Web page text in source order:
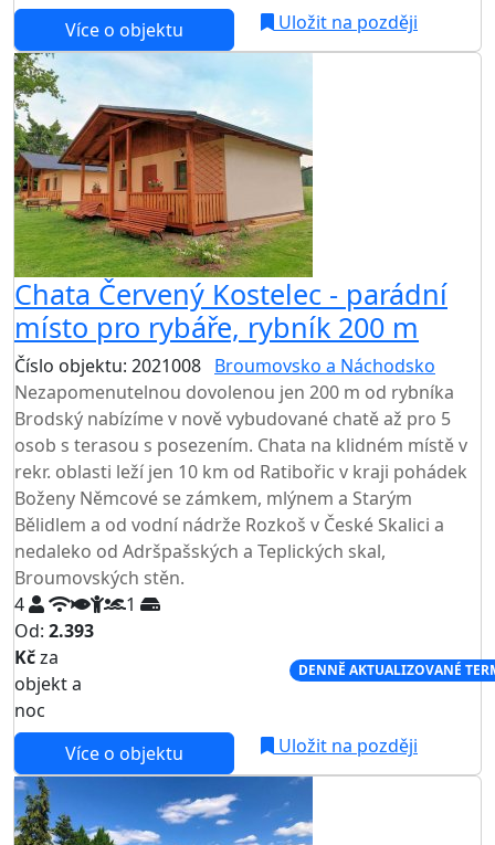
Více o objektu Uložit na později
Chata Červený Kostelec - parádní
místo pro rybáře, rybník 200 m
Číslo objektu: 2021008 Broumovsko a Náchodsko
Nezapomenutelnou dovolenou jen 200 m od rybníka
Brodský nabízíme v nově vybudované chatě až pro 5
osob s terasou s posezením. Chata na klidném místě v
rekr. oblasti leží jen 10 km od Ratibořic v kraji pohádek
Boženy Němcové se zámkem, mlýnem a Starým
Bělidlem a od vodní nádrže Rozkoš v České Skalici a
nedaleko od Adršpašských a Teplických skal,
Broumovských stěn.
4
1
Od: 2.393
Kčza
objekt a
noc
DENNĚ AKTUALIZOVANÉ
Více o objektu Uložit na později